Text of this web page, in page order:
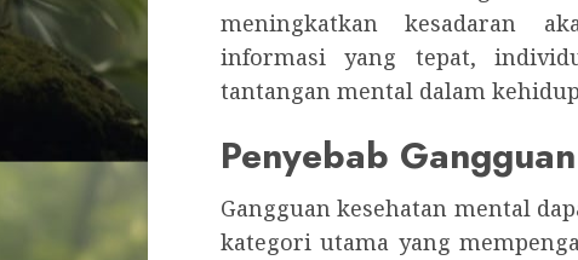
meningkatkan kesadaran
informasi yang tepat,
tantangan mental dalam
Penyebab
Gangguan kesehatan mental
kategori utama yang